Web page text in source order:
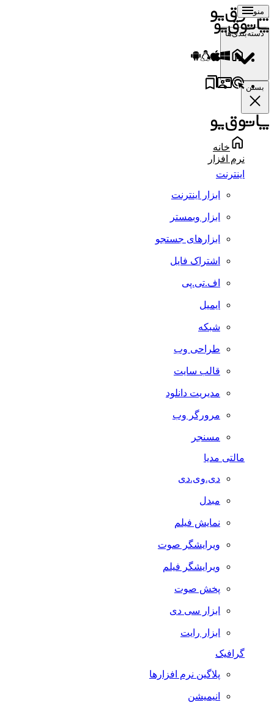
منو
دسته‌بندی‌ها
بستن
خانه
نرم افزار
اینترنت
ابزار اینترنت
ابزار وبمستر
ابزارهای جستجو
اشتراک فایل
اف.تی.پی
ایمیل
شبکه
طراحی وب
قالب سایت
مدیریت دانلود
مرورگر وب
مسنجر
مالتی مدیا
دی.وی.دی
مبدل
نمایش فیلم
ویرایشگر صوت
ویرایشگر فیلم
پخش صوت
ابزار سی دی
ابزار رایت
گرافیک
پلاگین نرم افزارها
انیمیشن